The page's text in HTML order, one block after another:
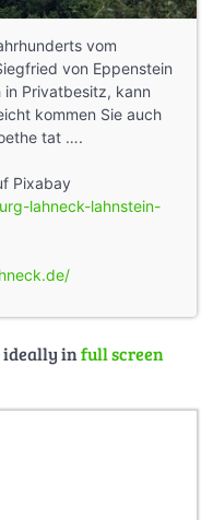
vom
von Eppenstein
Privatbesitz, kann
kommen Sie auch
tat ….
Pixabay
lahneck-lahnstein-
ideally infull screen